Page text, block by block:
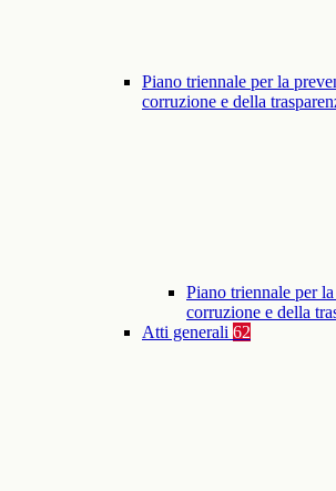
Piano triennale per la
corruzione e della
Piano triennale per
corruzione e della
Atti generali 62